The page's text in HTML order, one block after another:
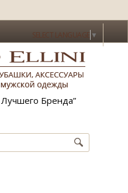
SELECT LANGUAGE ▼
Лучшего Бренда”